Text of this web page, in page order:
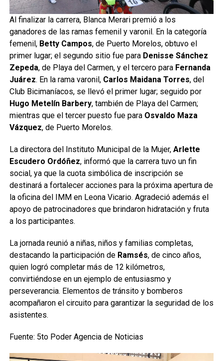
Al finalizar la carrera, Blanca Merari premió a los
ganadores de las ramas femenil y varonil. En la categoría
femenil, Betty Campos, de Puerto Morelos, obtuvo el
primer lugar; el segundo sitio fue para Denisse Sánchez
Zepeda, de Playa del Carmen, y el tercero para Fernanda
Juárez. En la rama varonil, Carlos Maidana Torres, del
Club Bicimaníacos, se llevó el primer lugar; seguido por
Hugo Metelín Barbery, también de Playa del Carmen;
mientras que el tercer puesto fue para Osvaldo Maza
Vázquez, de Puerto Morelos.
La directora del Instituto Municipal de la Mujer, Arlette
Escudero Ordóñez, informó que la carrera tuvo un fin
social, ya que la cuota simbólica de inscripción se
destinará a fortalecer acciones para la próxima apertura de
la oficina del IMM en Leona Vicario. Agradeció además el
apoyo de patrocinadores que brindaron hidratación y fruta
a los participantes.
La jornada reunió a niñas, niños y familias completas,
destacando la participación de Ramsés, de cinco años,
quien logró completar más de 12 kilómetros,
convirtiéndose en un ejemplo de entusiasmo y
perseverancia. Elementos de tránsito y bomberos
acompañaron el circuito para garantizar la seguridad de los
asistentes.
Fuente: 5to Poder Agencia de Noticias